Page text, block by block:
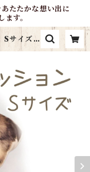
たたかな想い出に
す。
サイズ
OliveP